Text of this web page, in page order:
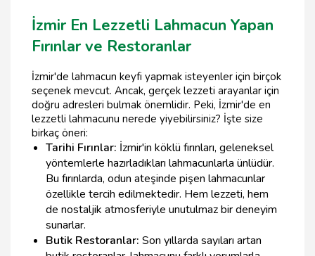
İzmir En Lezzetli Lahmacun Yapan
Fırınlar ve Restoranlar
İzmir'de lahmacun keyfi yapmak isteyenler için birçok
seçenek mevcut. Ancak, gerçek lezzeti arayanlar için
doğru adresleri bulmak önemlidir. Peki, İzmir'de en
lezzetli lahmacunu nerede yiyebilirsiniz? İşte size
birkaç öneri:
Tarihi Fırınlar: İzmir'in köklü fırınları, geleneksel
yöntemlerle hazırladıkları lahmacunlarla ünlüdür.
Bu fırınlarda, odun ateşinde pişen lahmacunlar
özellikle tercih edilmektedir. Hem lezzeti, hem
de nostaljik atmosferiyle unutulmaz bir deneyim
sunarlar.
Butik Restoranlar: Son yıllarda sayıları artan